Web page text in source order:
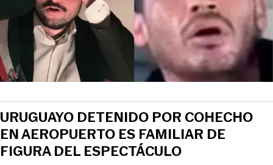
URUGUAYO DETENIDO POR COHECHO
EN AEROPUERTO ES FAMILIAR DE
FIGURA DEL ESPECTÁCULO